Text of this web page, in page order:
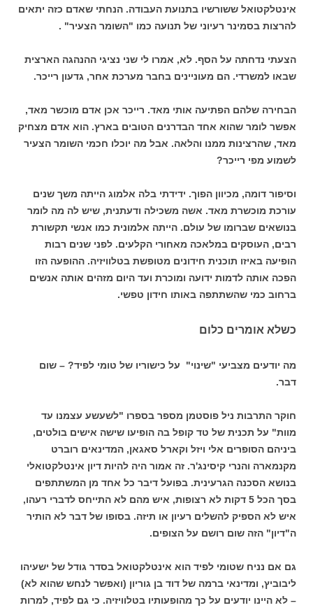
אינטלקטואל ששורשיו בתנועת העבודה. הנחתי שאדם כזה יתאים
להרצות בסמינר רעיוני של תנועה כמו "השומר הצעיר" .
הצעתי נדחתה על הסף. לא, אמרו לי שני נציגי ההנהגה הארצית
שבאו למשרדי. הם מעוניינים בחבר מערכת אחר, גדעון רייכר.
הבחירה שלהם הפתיעה אותי מאד. רייכר אכן אדם מוכשר מאד,
אפשר לומר שהוא אחד הבדרנים הטובים בארץ. הוא אדם מצחיק
מאד, שהרצינות ממנו והלאה. אבל מה יוכלו חכמי השומר הצעיר
לשמוע מפי רייכר?
וסיפור דומה, מכיוון הפוך. ידידתי בלה אלמוג הייתה משך שנים
עורכת מוכשרת מאד. אשה משכילה ודעתנית, שיש לה מה לומר
בנושאים שברומו של עולם. הייתה אלמונית כמו אנשי תקשורת
רבים, העוסקים במלאכה מאחורי הקלעים. לפני שנים רבות
הופיעה באיזו תוכנית חידונים מטופשת בטלוויזיה. ההופעה הזו
הפכה אותה לדמות ידועה ומוכרת ועד היום מזהים אותה אנשים
ברחוב כמי שהשתתפה באותו חידון טפשי.
כשלא אומרים כלום
מה יודעים מצביעי "שינוי" על כישוריו של טומי לפיד? – שום
דבר.
חוקר התרבות ניל פוסטמן מספר בספרו "לשעשע עצמנו עד
מוות" על תכנית של טד קופל בה הופיעו שישה אישים בולטים,
ביניהם הסופרים אלי ויזל וקארל סאגאן, המדינאים רוברט
מקנמארה והנרי קיסינג'ר. זה אמור היה להיות דיון אינטלקטואלי
בנושא הסכנה הגרעינית. בפועל דיבר כל אחד מן המשתתפים
בסך הכל 5 דקות לא רצופות, איש מהם לא התייחס לדברי רעהו,
איש לא הספיק להשלים רעיון או תיזה. בסופו של דבר לא הותיר
ה"דיון" הזה שום רושם על הצופים.
גם אם נניח שטומי לפיד הוא אינטלקטואל בסדר גודל של ישעיהו
ליבוביץ, ומדינאי ברמה של דוד בן גוריון (ואפשר לנחש שהוא לא)
– לא היינו יודעים על כך מהופעותיו בטלוויזיה. כי גם לפיד, למרות